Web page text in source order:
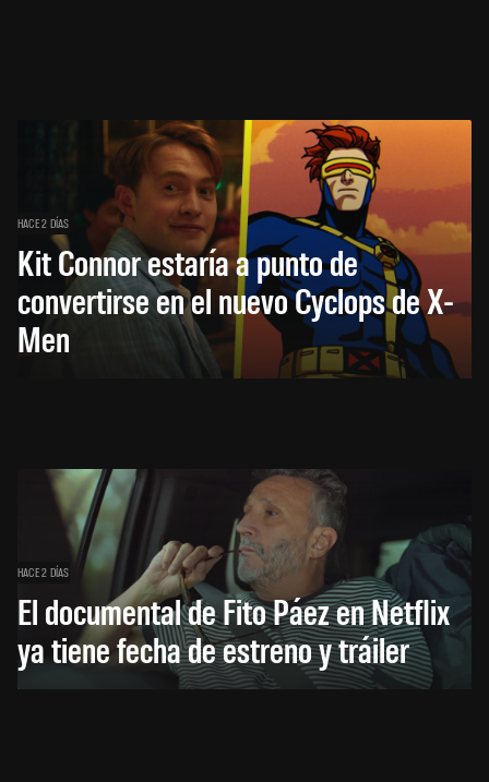
HACE 2 DÍAS
Kit Connor estaría a punto de
convertirse en el nuevo Cyclops de X-
Men
HACE 2 DÍAS
El documental de Fito Páez en Netflix
ya tiene fecha de estreno y tráiler